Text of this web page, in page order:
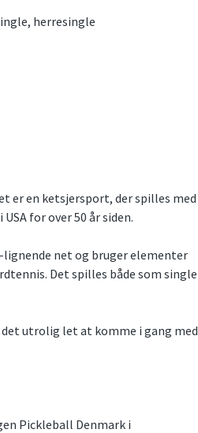
herresingle
er en ketsjersport, der spilles med
for over 50 år siden.
net og bruger elementer
Det spilles både som single
utrolig let at komme i gang med
Pickleball Denmark i